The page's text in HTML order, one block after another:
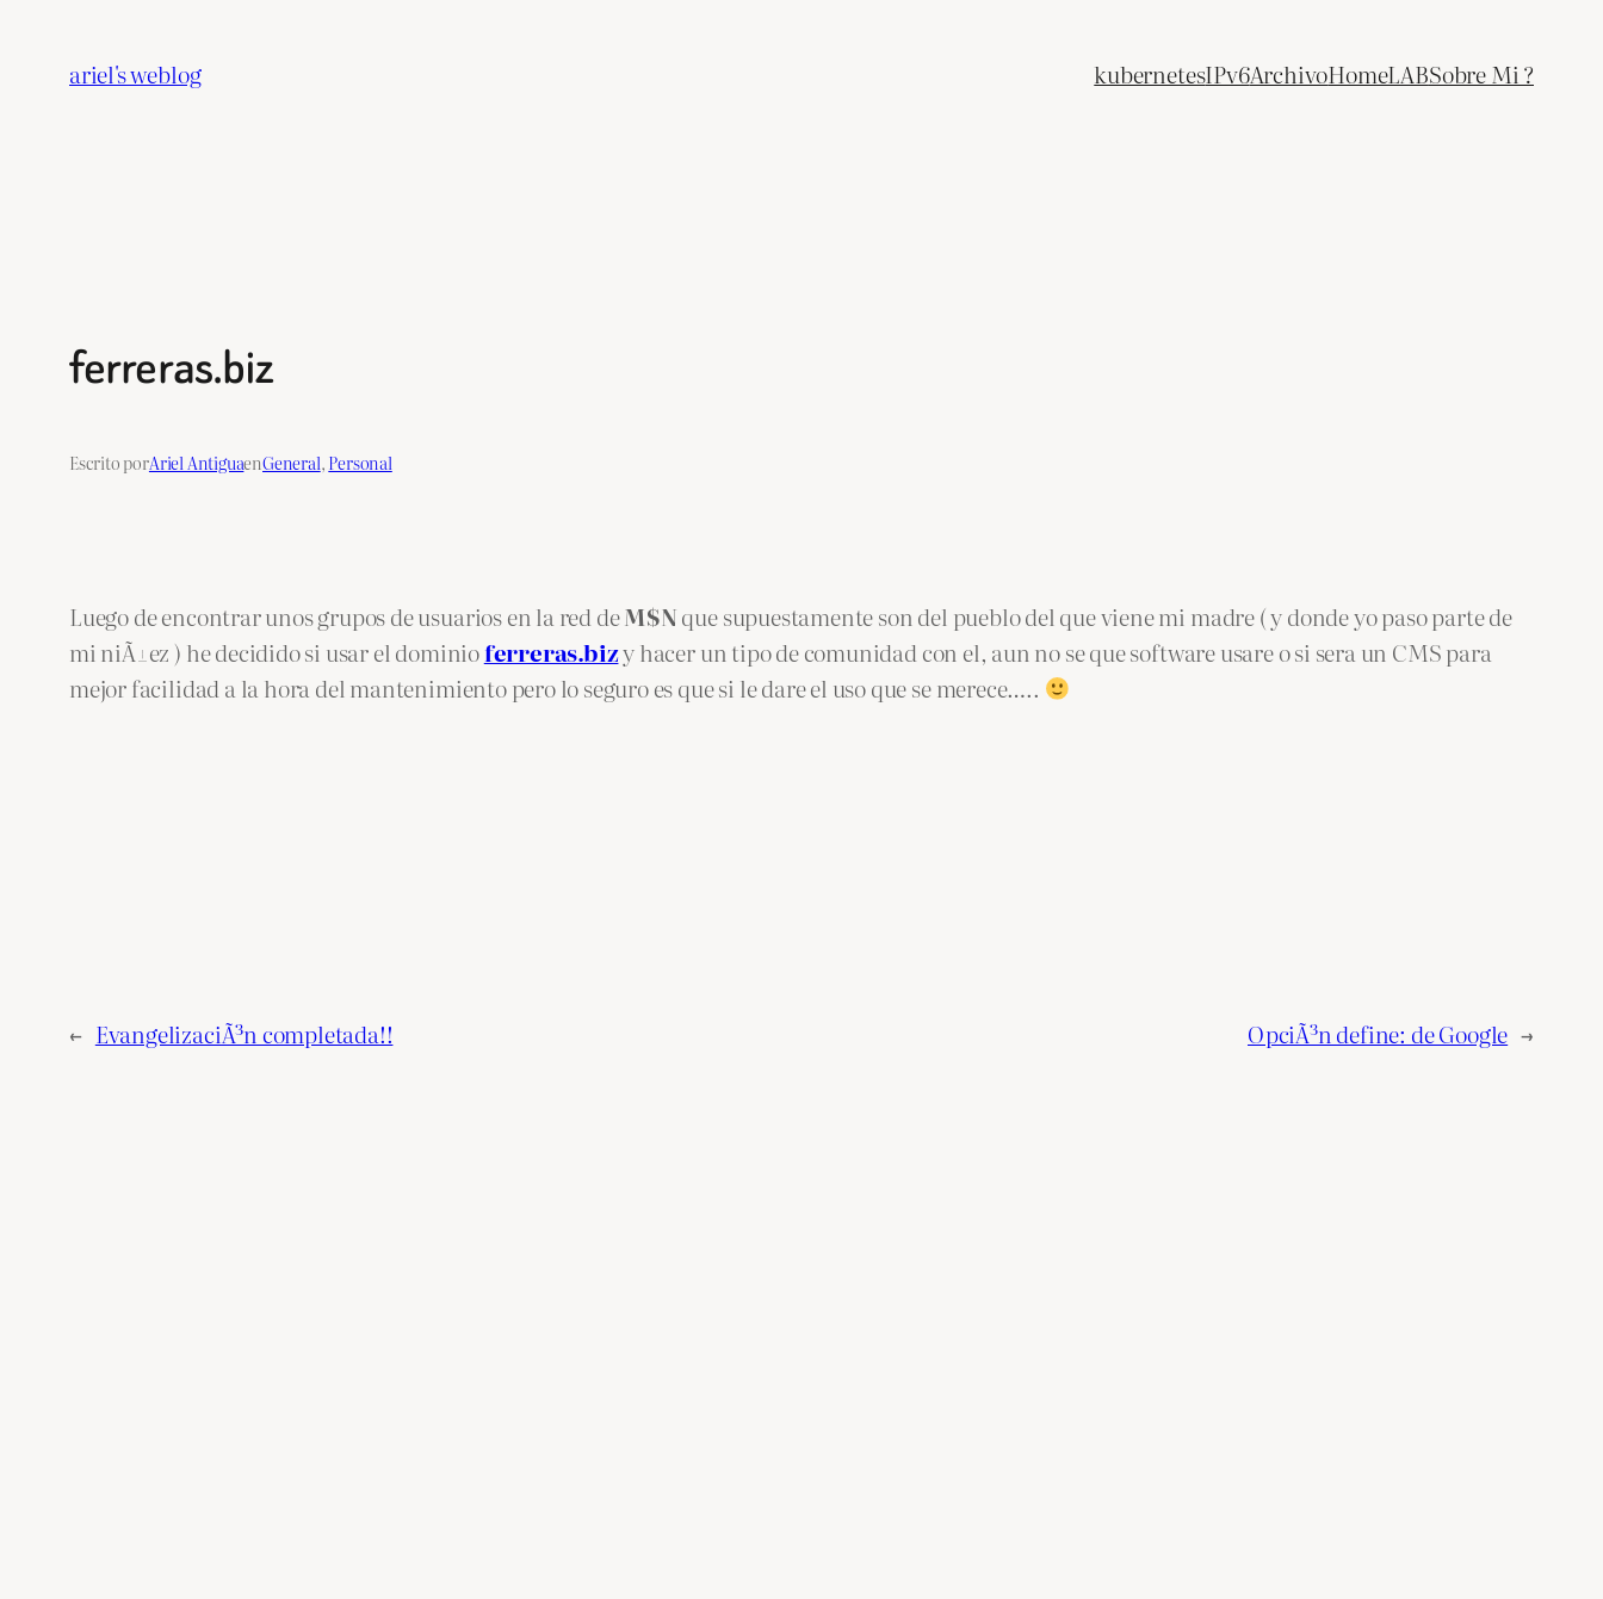
contenido
ariel's weblog kubernetesIPv6ArchivoHomeLABSobre Mi ?
ferreras.biz
Escrito porAriel AntiguaenGeneral, Personal
Luego de encontrar unos grupos de usuarios en la red deM$Nque supuestamente son del pueblo del que viene mi madre ( y donde yo paso parte de
mi niÃ±ez ) he decidido si usar el dominioferreras.bizy hacer un tipo de comunidad con el, aun no se que software usare o si sera un CMS para
mejor facilidad a la hora del mantenimiento pero lo seguro es que si le dare el uso que se merece…..
← EvangelizaciÃ³n completada!! OpciÃ³n define: de Google →